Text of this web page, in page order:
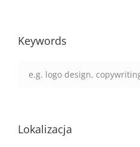
Keywords
Lokalizacja